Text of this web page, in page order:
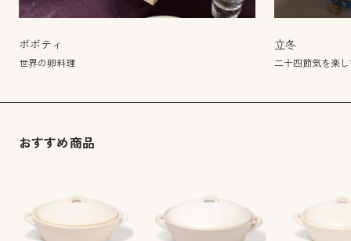
ボボティ
世界の卵料理
立冬
二十四節気を楽
おすすめ商品